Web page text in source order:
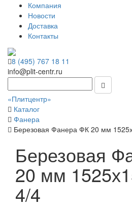
Компания
Новости
Доставка
Контакты
8 (495) 767 18 11
info@plit-centr.ru
«Плитцентр»
Каталог
Фанера
Березовая Фанера ФК 20 мм
Березовая
20 мм
4/4